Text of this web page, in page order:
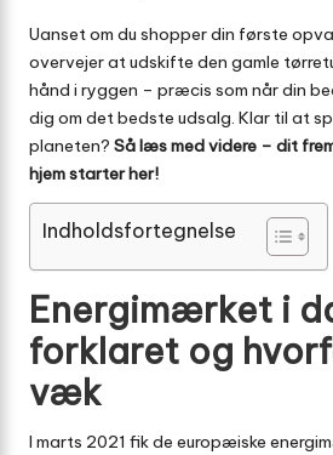
Uanset om du shopper din første
overvejer at udskifte den gamle
hånd i ryggen – præcis som når din
dig om det bedste udsalg. Klar til at
planeten? Så læs med videre – dit
hjem starter her!
Indholdsfortegnelse
Energimærket i
forklaret og
væk
I marts 2021 fik de europæiske